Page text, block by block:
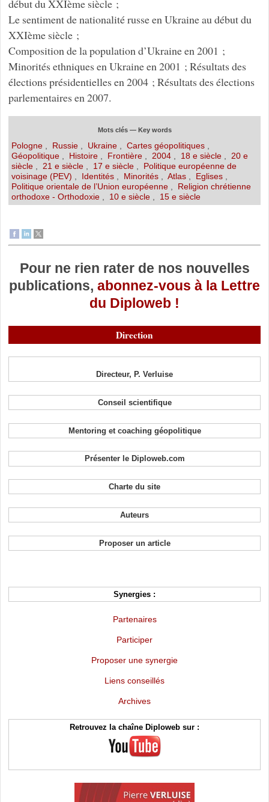
début du XXIème siècle ;
Le sentiment de nationalité russe en Ukraine au début du
XXIème siècle ;
Composition de la population d’Ukraine en 2001 ;
Minorités ethniques en Ukraine en 2001 ; Résultats des
élections présidentielles en 2004 ; Résultats des élections
parlementaires en 2007.
Mots clés — Key words
Pologne Russie Ukraine, Cartes géopolitiques,
Géopolitique, Histoire, Frontière, 2004, 18 e siècle, 20 e
siècle, 21 e siècle, 17 e siècle, Politique européenne de
voisinage (PEV)
Identités, Minorités, Atlas, Eglises,
Politique orientale de l’Union européenne, Religion chrétienne
orthodoxe - Orthodoxie, 10 e siècle 15 e siècle
Pour ne rien rater de nos nouvelles
publications, abonnez-vous à la Lettre
du Diploweb !
Direction
Directeur, P. Verluise
Conseil scientifique
Mentoring et coaching géopolitique
Présenter le Diploweb.com
Charte du site
Auteurs
Proposer un article
Synergies :
Partenaires
Participer
Proposer une synergie
Liens conseillés
Archives
Retrouvez la chaîne Diploweb sur :